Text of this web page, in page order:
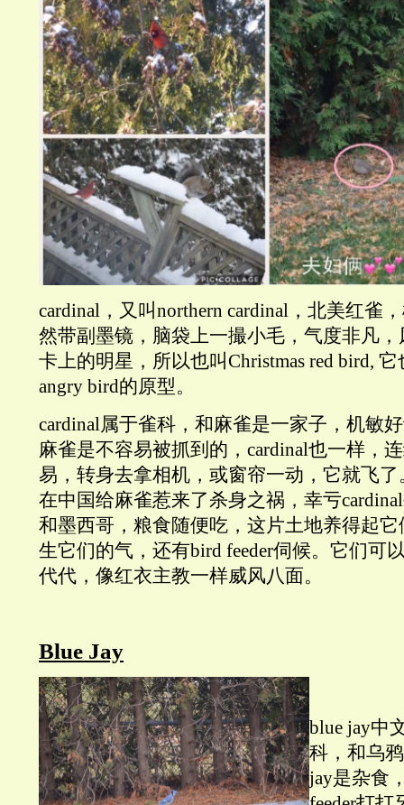
cardinal，又叫northern cardinal，北美红雀
然带副墨镜，脑袋上一撮小毛，气度非凡
卡上的明星，所以也叫Christmas red bird,
angry bird的原型。
cardinal属于雀科，和麻雀是一家子，机敏
麻雀是不容易被抓到的，cardinal也一样，
易，转身去拿相机，或窗帘一动，它就飞
在中国给麻雀惹来了杀身之祸，幸亏
和墨西哥，粮食随便吃，这片土地养得起
生它们的气，还有bird feeder伺候。它们可
代代，像红衣主教一样威风八面。
Blue Jay
blue jay中
科，和乌
jay是杂食